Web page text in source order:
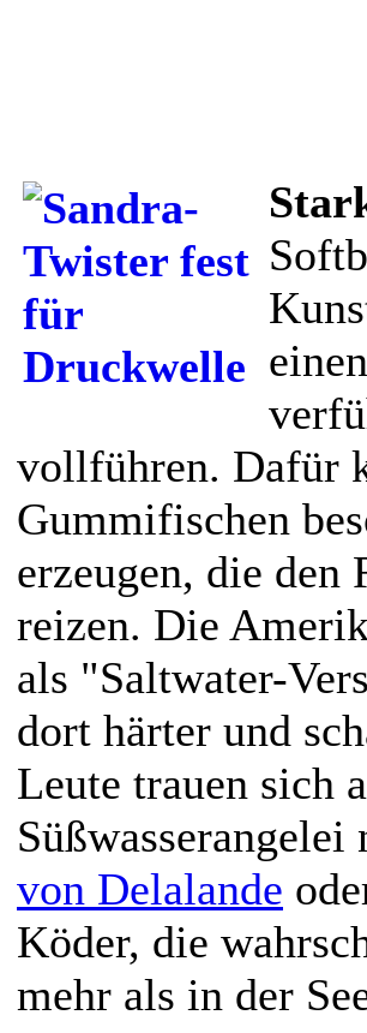
vollführen. Dafür
Gummifischen
erzeugen, die den
reizen. Die
als "Saltwater-
dort härter und
Leute trauen sich
von Delalande
Köder, die
mehr als in der